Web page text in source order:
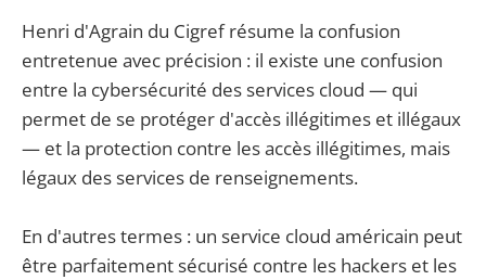
Henri d'Agrain du Cigref résume la confusion
entretenue avec précision : il existe une confusion
entre la cybersécurité des services cloud — qui
permet de se protéger d'accès illégitimes et illégaux
— et la protection contre les accès illégitimes, mais
légaux des services de renseignements.
En d'autres termes : un service cloud américain peut
être parfaitement sécurisé contre les hackers et les